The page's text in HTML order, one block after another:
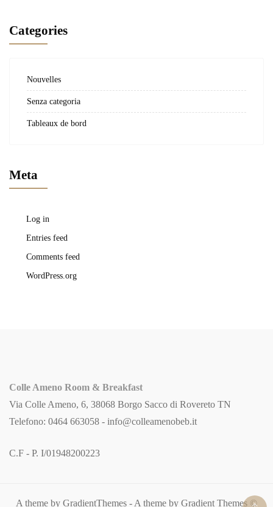
Categories
Nouvelles
Senza categoria
Tableaux de bord
Meta
Log in
Entries feed
Comments feed
WordPress.org
Colle Ameno Room & Breakfast
Via Colle Ameno, 6, 38068 Borgo Sacco di Rovereto TN
Telefono: 0464 663058 - info@colleamenobeb.it
C.F - P. I/01948200223
A theme by GradientThemes - A theme by Gradient Themes ©